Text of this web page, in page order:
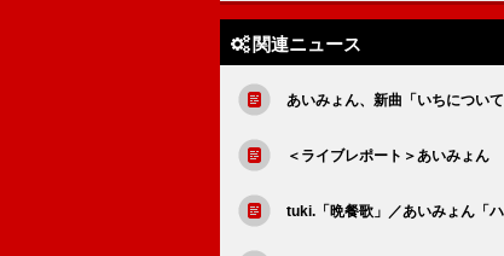
関連ニュース
あいみょん、新曲「いちについ
＜ライブレポート＞あいみょん
tuki.「晩餐歌」／あいみょん「